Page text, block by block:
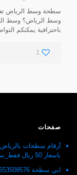
سطحة وسط الرياض
وسط الرياض؟ وسط
باحترافية يمكنكم
1
صفحات
أرقام سطحات
باسعار 50 ريال فقط_سطحه شمال الرياض 0553508576
ابي سطحة 0553508576